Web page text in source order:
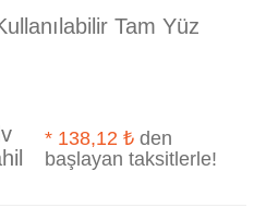
Tam Yüz
* 138,12 ₺ den
başlayan taksitlerle!